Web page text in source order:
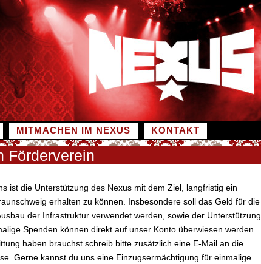
MITMACHEN IM NEXUS KONTAKT
Förderverein
ist die Unterstützung des Nexus mit dem Ziel, langfristig ein
erhalten zu können. Insbesondere soll das Geld für die
der Infrastruktur verwendet werden, sowie der Unterstützung
Spenden können direkt auf unser Konto überwiesen werden.
haben brauchst schreib bitte zusätzlich eine E-Mail an die
Gerne kannst du uns eine Einzugsermächtigung für einmalige